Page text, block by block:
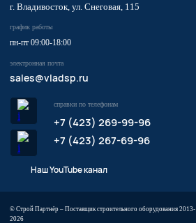
график работы
пн-пт 09:00-18:00
электронная почта
sales@vladsp.ru
г. Владивосток, ул. Снеговая, 115
справки по телефонам
+7 (423) 269-99-96
+7 (423) 267-69-96
Наш YouTube канал
© Строй Партнёр – Поставщик строительного оборудования 2013-
2026